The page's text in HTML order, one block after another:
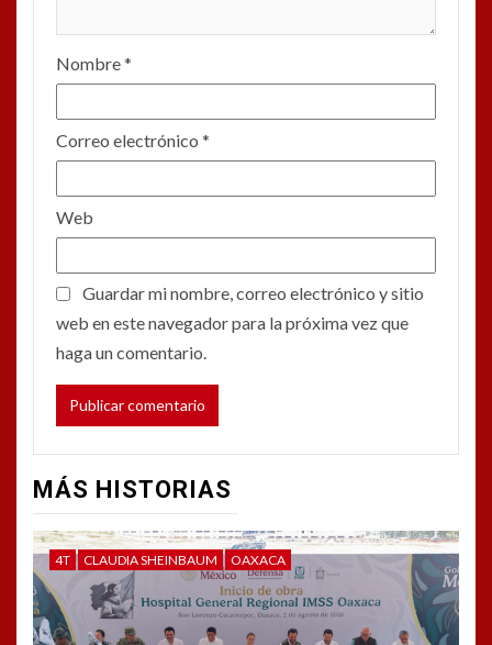
Nombre*
Correo electrónico *
Web
Guardar mi nombre, correo electrónico y sitio
web en este navegador para la próxima vez que
haga un comentario.
MÁS HISTORIAS
4T CLAUDIA SHEINBAUM OAXACA